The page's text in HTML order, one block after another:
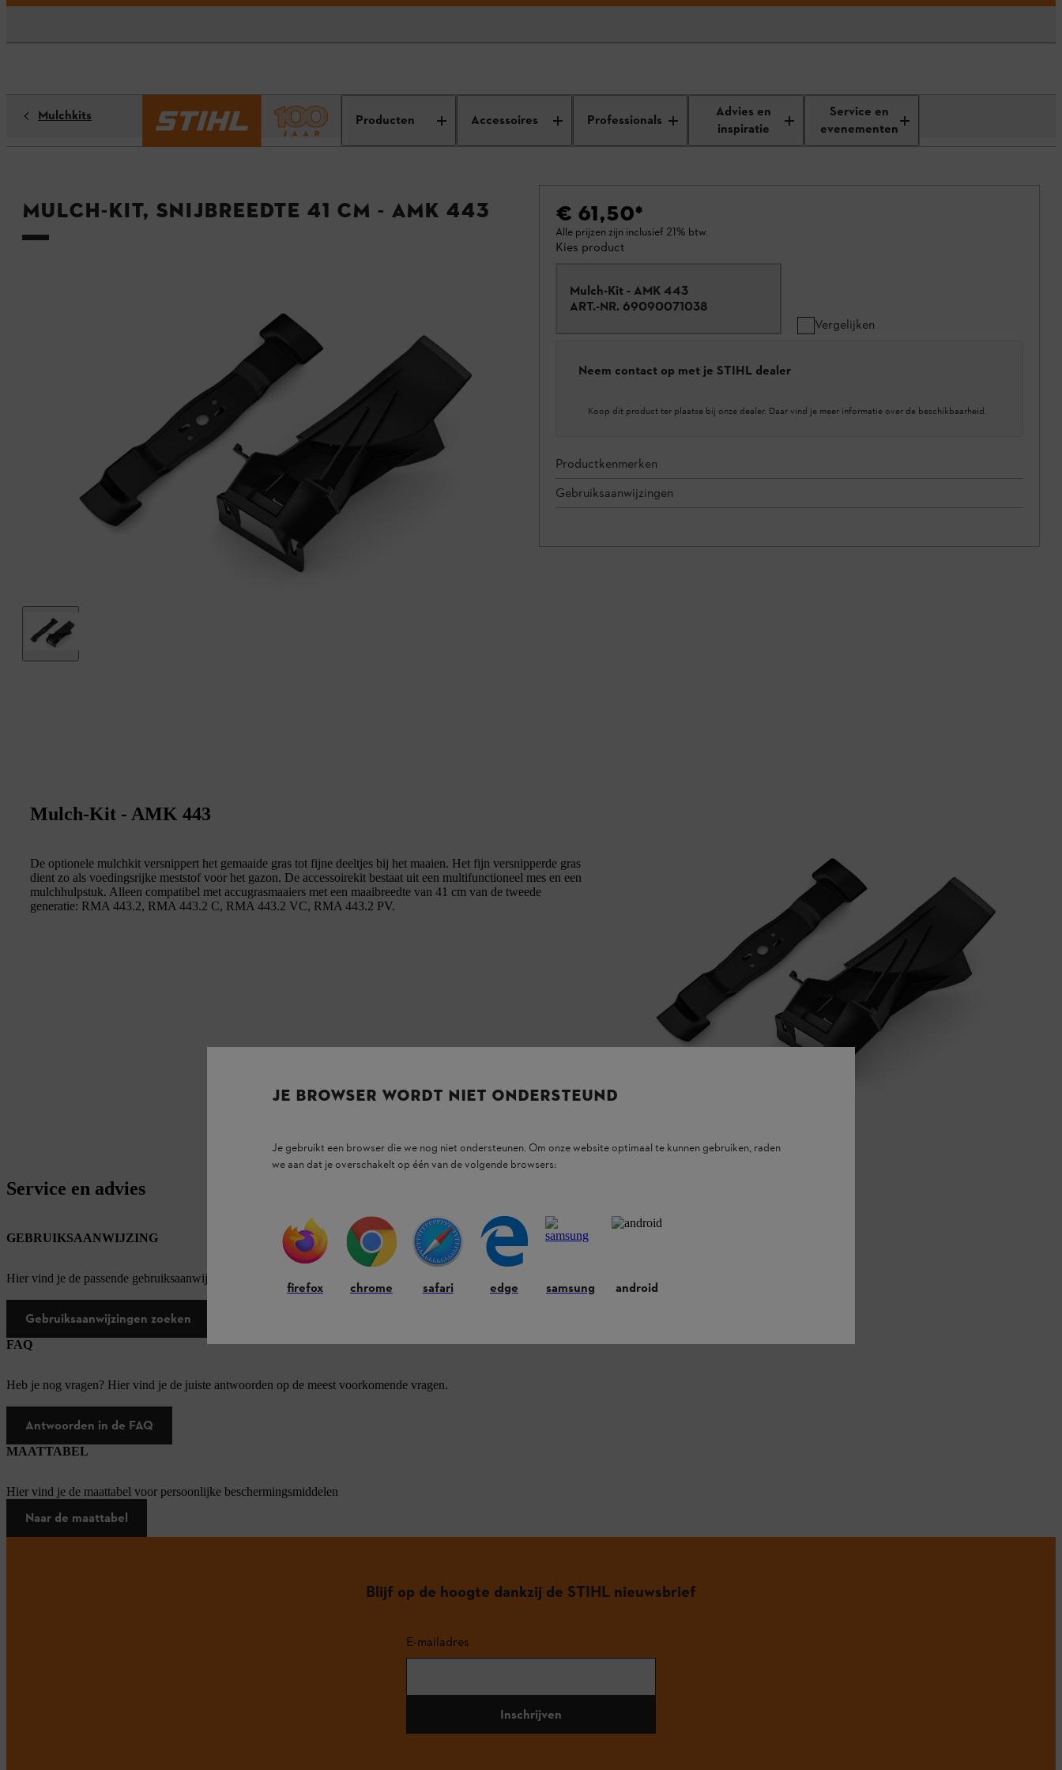
Producten Accessoires Professionals
Advies en
inspiratie
Service en
evenementen
Mulchkits
Mulch-Kit, snijbreedte 41 cm - AMK 443 € 61,50*
Alle prijzen zijn inclusief 21% btw.
Kies product
Mulch-Kit - AMK 443
ART.-NR. 69090071038
Vergelijken
Neem contact op met je STIHL dealer
Koop dit product ter plaatse bij onze dealer. Daar vind je meer informatie over de beschikbaarheid.
Productkenmerken
Gebruiksaanwijzingen
Mulch-Kit - AMK 443
De optionele mulchkit versnippert het gemaaide gras tot fijne deeltjes bij het maaien. Het fijn versnipperde gras
dient zo als voedingsrijke meststof voor het gazon. De accessoirekit bestaat uit een multifunctioneel mes en een
mulchhulpstuk. Alleen compatibel met accugrasmaaiers met een maaibreedte van 41 cm van de tweede
generatie: RMA 443.2, RMA 443.2 C, RMA 443.2 VC, RMA 443.2 PV.
Service en advies
GEBRUIKSAANWIJZING
Hier vind je de passende gebruiksaanwijzingen voor onze STIHL producten.
Gebruiksaanwijzingen zoeken
FAQ
Heb je nog vragen? Hier vind je de juiste antwoorden op de meest voorkomende vragen.
Antwoorden in de FAQ
MAATTABEL
Hier vind je de maattabel voor persoonlijke beschermingsmiddelen
Naar de maattabel
Blijf op de hoogte dankzij de STIHL nieuwsbrief
E-mailadres
Inschrijven
JE BROWSER WORDT NIET ONDERSTEUND
Je gebruikt een browser die we nog niet ondersteunen. Om onze website optimaal te kunnen gebruiken, raden
we aan dat je overschakelt op één van de volgende browsers:
firefox chrome safari edge samsung android